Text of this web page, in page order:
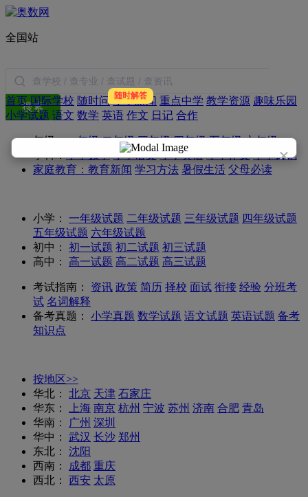
×
全国站
搜索
首页国际学校 随时问 随时解答
小学新闻 重点中学 教学资源 趣味乐园
小学试题 语文 数学 英语 作文 日记 合作
年级：一年级 二年级 三年级 四年级 五年级 六年级
学科：小学数学 小学语文 小学英语 小学作文 小学日记
家庭教育： 教育新闻 学习方法 暑假生活 父母必读
小学： 一年级试题 二年级试题 三年级试题 四年级试题
五年级试题 六年级试题
初中：
初一试题 初二试题 初三试题
高中：
高一试题 高二试题 高三试题
考试指南： 资讯 政策 简历 择校 面试 衔接 经验 分班考
试 名词解释
备考真题：
小学真题 数学试题 语文试题 英语试题 备考
知识点
按地区>>
华北：
北京 天津 石家庄
华东：
上海 南京 杭州 宁波 苏州 济南 合肥 青岛
华南：
广州 深圳
华中：
武汉 长沙 郑州
东北：
沈阳
西南：
成都 重庆
西北：
西安 太原